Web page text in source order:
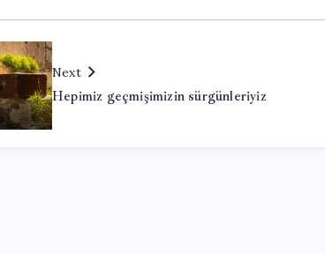
Next
Hepimiz geçmişimizin sürgünleriyiz